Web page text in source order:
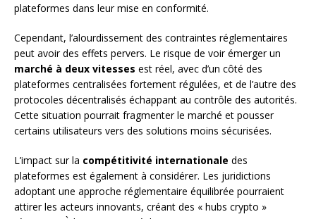
plateformes dans leur mise en conformité.
Cependant, l’alourdissement des contraintes réglementaires
peut avoir des effets pervers. Le risque de voir émerger un
marché à deux vitesses est réel, avec d’un côté des
plateformes centralisées fortement régulées, et de l’autre des
protocoles décentralisés échappant au contrôle des autorités.
Cette situation pourrait fragmenter le marché et pousser
certains utilisateurs vers des solutions moins sécurisées.
L’impact sur la compétitivité internationale des
plateformes est également à considérer. Les juridictions
adoptant une approche réglementaire équilibrée pourraient
attirer les acteurs innovants, créant des « hubs crypto »